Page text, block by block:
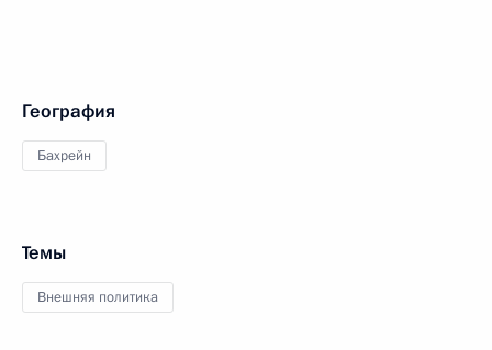
География
Бахрейн
Темы
Внешняя политика